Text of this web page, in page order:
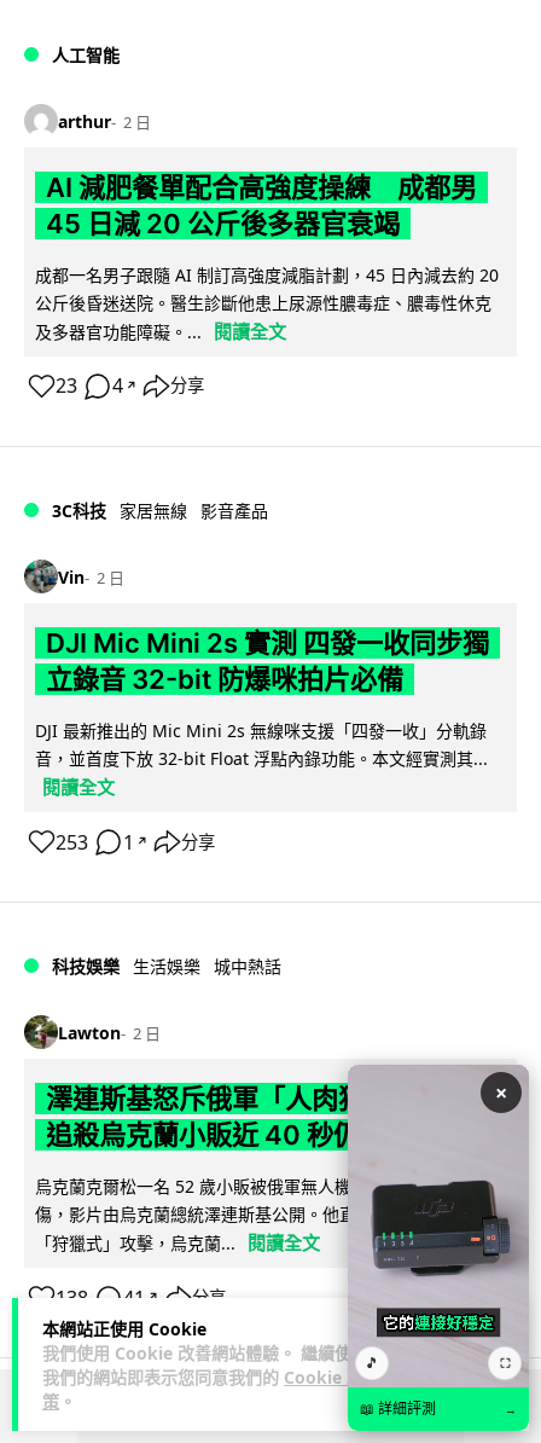
本網站正使用 Cookie
我們使用 Cookie 改善網站體驗。 繼續使用
我們的網站即表示您同意我們的 Cookie 政
策 。
人工智能
arthur 2 日
AI 減肥餐單配合高強度操練 成都男
45 日減 20 公斤後多器官衰竭
成都一名男子跟隨 AI 制訂高強度減脂計劃，45 日內減去約 20
公斤後昏迷送院。醫生診斷他患上尿源性膿毒症、膿毒性休克
及多器官功能障礙。...
閱讀全文
23 4 ↗ 分享
3C科技 家居無線 影音產品
Vin 2 日
DJI Mic Mini 2s 實測 四發一收同步獨
立錄音 32-bit 防爆咪拍片必備
DJI 最新推出的 Mic Mini 2s 無線咪支援「四發一收」分軌錄
音，並首度下放 32-bit Float 浮點內錄功能。本文經實測其...
閱讀全文
253 1 ↗ 分享
科技娛樂 生活娛樂 城中熱話
Lawton 2 日
澤連斯基怒斥俄軍「人肉狩獵」 無人機
追殺烏克蘭小販近 40 秒仍被炸傷
烏克蘭克爾松一名 52 歲小販被俄軍無人機追擊近 40 秒後被炸
傷，影片由烏克蘭總統澤連斯基公開。他直斥俄軍對平民進行
「狩獵式」攻擊，烏克蘭...
閱讀全文
138 41 ↗ 分享
×
🎵 ⛶
📖 詳細評測 →